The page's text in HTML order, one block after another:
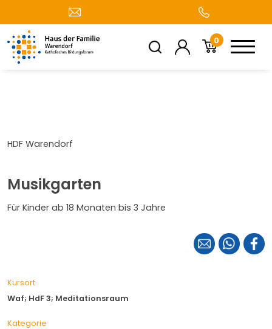
0
HDF Warendorf
Musikgarten
Für Kinder ab 18 Monaten bis 3 Jahre
Kategorie
Kursort
Waf; HdF 3; Meditationsraum